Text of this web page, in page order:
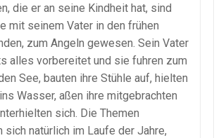
die er an seine Kindheit hat, sind
mit seinem Vater in den frühen
zum Angeln gewesen. Sein Vater
alles vorbereitet und sie fuhren zum
See, bauten ihre Stühle auf, hielten
Wasser, aßen ihre mitgebrachten
sich. Die Themen
sich natürlich im Laufe der Jahre,